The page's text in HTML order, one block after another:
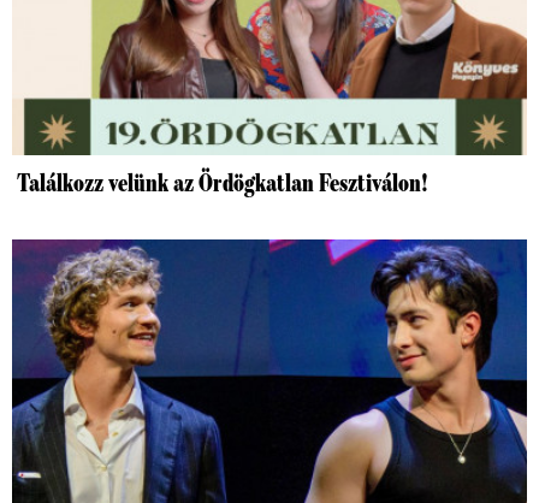
Találkozz velünk az Ördögkatlan Fesztiválon!